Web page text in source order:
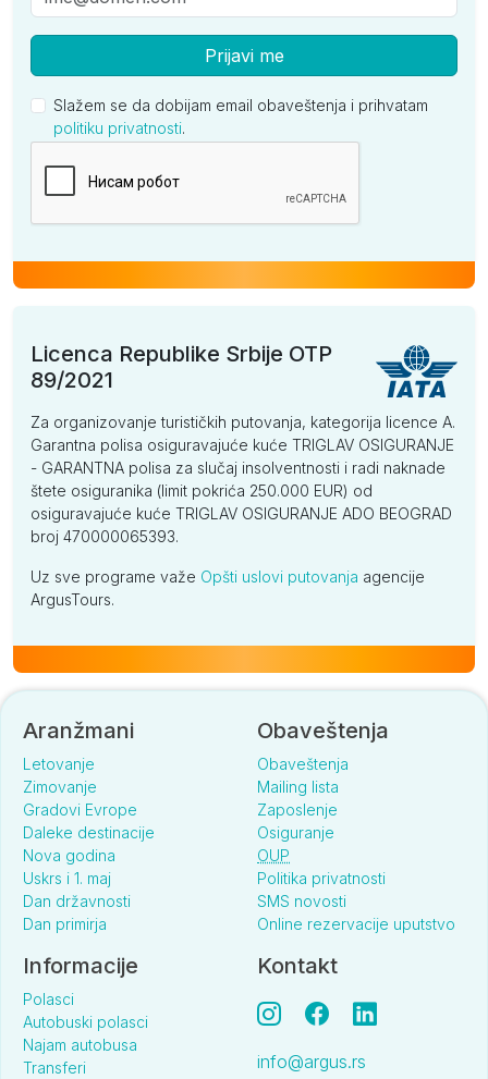
Prijavi me
Slažem se da dobijam email obaveštenja i prihvatam
politiku privatnosti.
Licenca Republike Srbije OTP
89/2021
Za organizovanje turističkih putovanja, kategorija licence A.
Garantna polisa osiguravajuće kuće TRIGLAV OSIGURANJE
- GARANTNA polisa za slučaj insolventnosti i radi naknade
štete osiguranika (limit pokrića 250.000 EUR) od
osiguravajuće kuće TRIGLAV OSIGURANJE ADO BEOGRAD
broj 470000065393.
Uz sve programe važe Opšti uslovi putovanja agencije
ArgusTours.
Aranžmani
Letovanje
Zimovanje
Gradovi Evrope
Daleke destinacije
Nova godina
Uskrs i 1. maj
Dan državnosti
Dan primirja
Obaveštenja
Obaveštenja
Mailing lista
Zaposlenje
Osiguranje
OUP
Politika privatnosti
SMS novosti
Online rezervacije uputstvo
Informacije
Polasci
Autobuski polasci
Najam autobusa
Transferi
Kontakt
info@argus.rs